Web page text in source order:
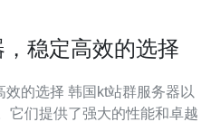
稳定高效的选择
站群服务器以
它们提供了强大的性能和卓越